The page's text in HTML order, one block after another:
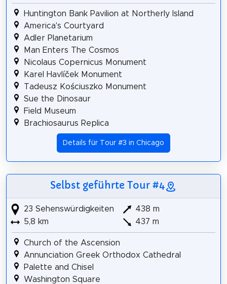
Huntington Bank Pavilion at Northerly Island
America's Courtyard
Adler Planetarium
Man Enters The Cosmos
Nicolaus Copernicus Monument
Karel Havlíček Monument
Tadeusz Kościuszko Monument
Sue the Dinosaur
Field Museum
Brachiosaurus Replica
Details für Tour #3 in Chicago
Selbst geführte Tour #4
23 Sehenswürdigkeiten
5,8 km
438 m
437 m
Church of the Ascension
Annunciation Greek Orthodox Cathedral
Palette and Chisel
Washington Square